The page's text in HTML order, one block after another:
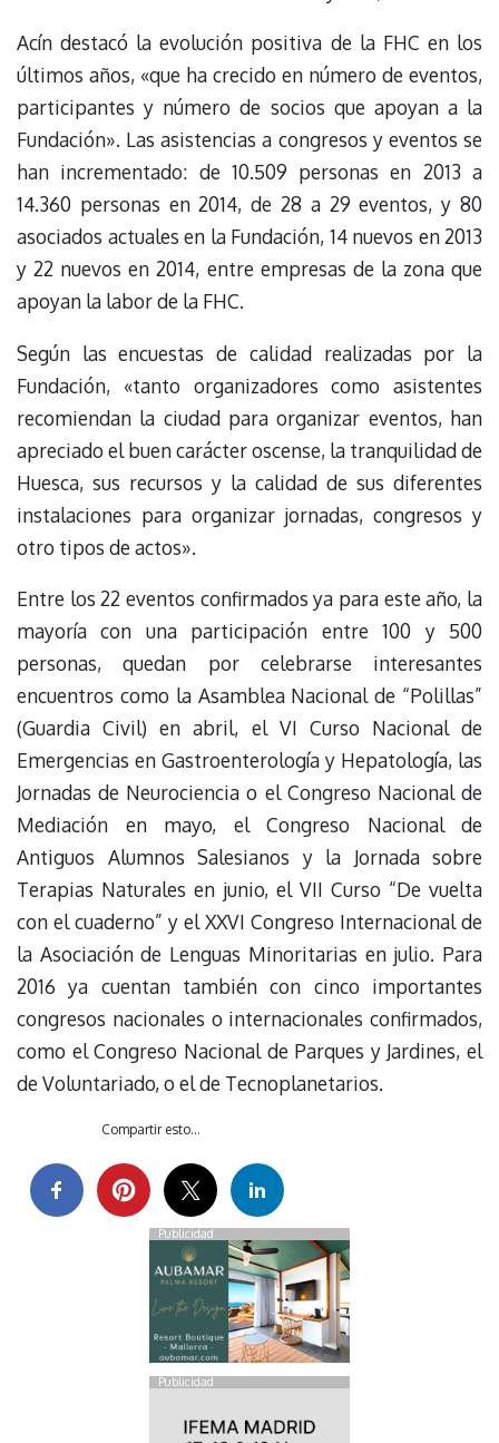
Acín destacó la evolución positiva de la FHC en los
últimos años, «que ha crecido en número de eventos,
participantes y número de socios que apoyan a la
Fundación». Las asistencias a congresos y eventos se
han incrementado: de 10.509 personas en 2013 a
14.360 personas en 2014, de 28 a 29 eventos, y 80
asociados actuales en la Fundación, 14 nuevos en 2013
y 22 nuevos en 2014, entre empresas de la zona que
apoyan la labor de la FHC.
Según las encuestas de calidad realizadas por la
Fundación, «tanto organizadores como asistentes
recomiendan la ciudad para organizar eventos, han
apreciado el buen carácter oscense, la tranquilidad de
Huesca, sus recursos y la calidad de sus diferentes
instalaciones para organizar jornadas, congresos y
otro tipos de actos».
Entre los 22 eventos confirmados ya para este año, la
mayoría con una participación entre 100 y 500
personas, quedan por celebrarse interesantes
encuentros como la Asamblea Nacional de “Polillas”
(Guardia Civil) en abril, el VI Curso Nacional de
Emergencias en Gastroenterología y Hepatología, las
Jornadas de Neurociencia o el Congreso Nacional de
Mediación en mayo, el Congreso Nacional de
Antiguos Alumnos Salesianos y la Jornada sobre
Terapias Naturales en junio, el VII Curso “De vuelta
con el cuaderno” y el XXVI Congreso Internacional de
la Asociación de Lenguas Minoritarias en julio. Para
2016 ya cuentan también con cinco importantes
congresos nacionales o internacionales confirmados,
como el Congreso Nacional de Parques y Jardines, el
de Voluntariado, o el de Tecnoplanetarios.
Compartir esto...
Publicidad
Publicidad